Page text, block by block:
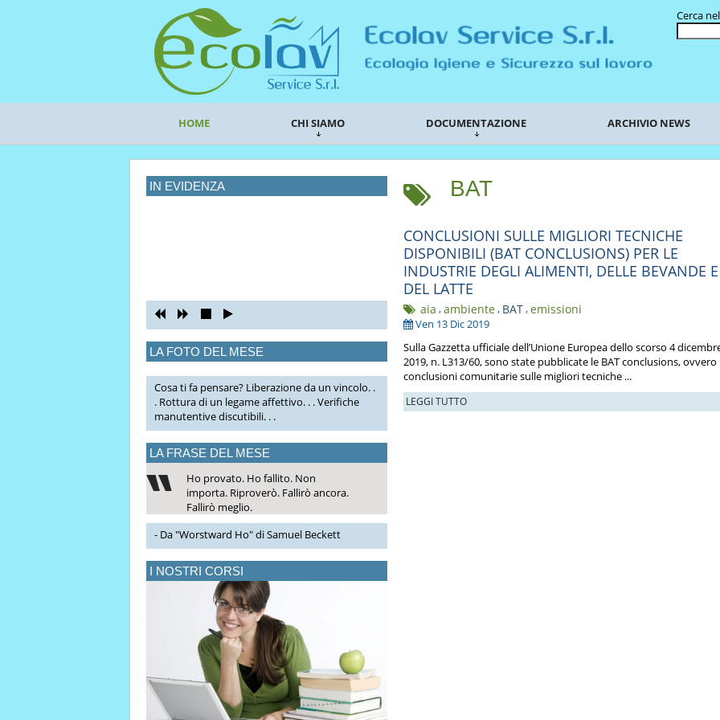
Cerca
HOME CHI SIAMO DOCUMENTAZIONE ARCHIVIO NEWS
IN EVIDENZA
LA FOTO DEL MESE
Cosa ti fa pensare? Liberazione da un vincolo. .
. Rottura di un legame affettivo. . . Verifiche
manutentive discutibili. . .
LA FRASE DEL MESE
Ho provato. Ho fallito. Non
importa. Riproverò. Fallirò ancora.
Fallirò meglio.
- Da "Worstward Ho" di Samuel Beckett
I NOSTRI CORSI
BAT
CONCLUSIONI SULLE MIGLIORI TECNICHE
DISPONIBILI (BAT CONCLUSIONS) PER LE
INDUSTRIE DEGLI ALIMENTI, DELLE BEVANDE E
DEL LATTE
aia ,ambiente, BAT,emissioni
Ven 13 Dic 2019
Sulla Gazzetta ufficiale dell’Unione Europea dello scorso 4
2019, n. L313/60, sono state pubblicate le BAT conclusions, ovvero
conclusioni comunitarie sulle migliori tecniche ...
LEGGI TUTTO